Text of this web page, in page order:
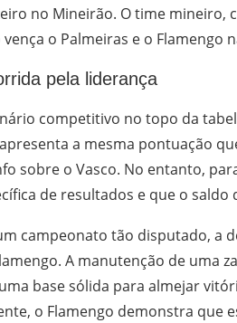
no Mineirão. O time mineiro,
vença o Palmeiras e o Flamengo
pela liderança
competitivo no topo da
a mesma pontuação
sobre o Vasco. No entanto,
de resultados e que o saldo
campeonato tão disputado, a
A manutenção de uma
base sólida para almejar
o Flamengo demonstra que